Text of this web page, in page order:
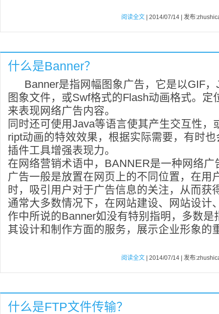
阅读全文 | 2014/07/14 | 发布
什么是Banner？
Banner是指网幅图象广告，它是以GIF
图象文件，或Swf格式的Flash动画格式。定
来表现网络广告内容。
同时还可使用Java等语言使其产生交互性，
ript动画的特效效果，根据实际需要，有时
插件工具增强表现力。
在网络营销术语中，BANNER是一种网络
广告一般是放置在网页上的不同位置，在用
时，吸引用户对于广告信息的关注，从而获
通常大多数情况下，在网站建设、网站设计
作中所说的Banner如没有特别指明，多数是
其设计和制作方面的服务，展示企业形象的
阅读全文 | 2014/07/14 | 发布
什么是FTP文件传输？